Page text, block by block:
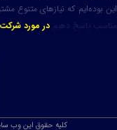
این بوده‌ایم که نیازهای متنوع
مناسب پاسخ دهیم در مورد شرکت
کلیه حقوق این وب